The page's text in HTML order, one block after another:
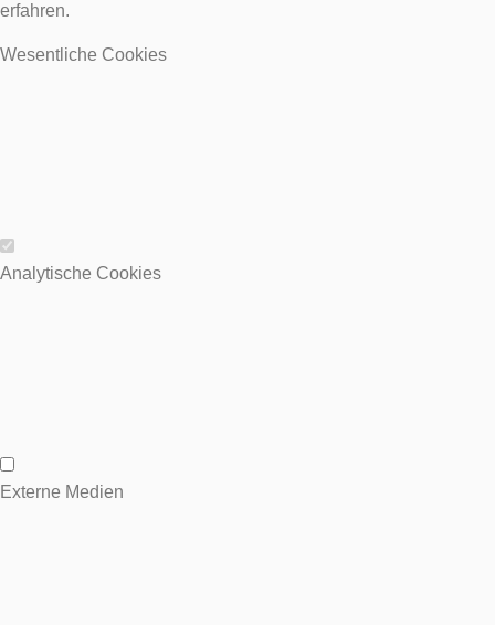
erfahren.
Wesentliche Cookies
Wesentliche Cookies
Analytische Cookies
Analytische Cookies
Externe Medien